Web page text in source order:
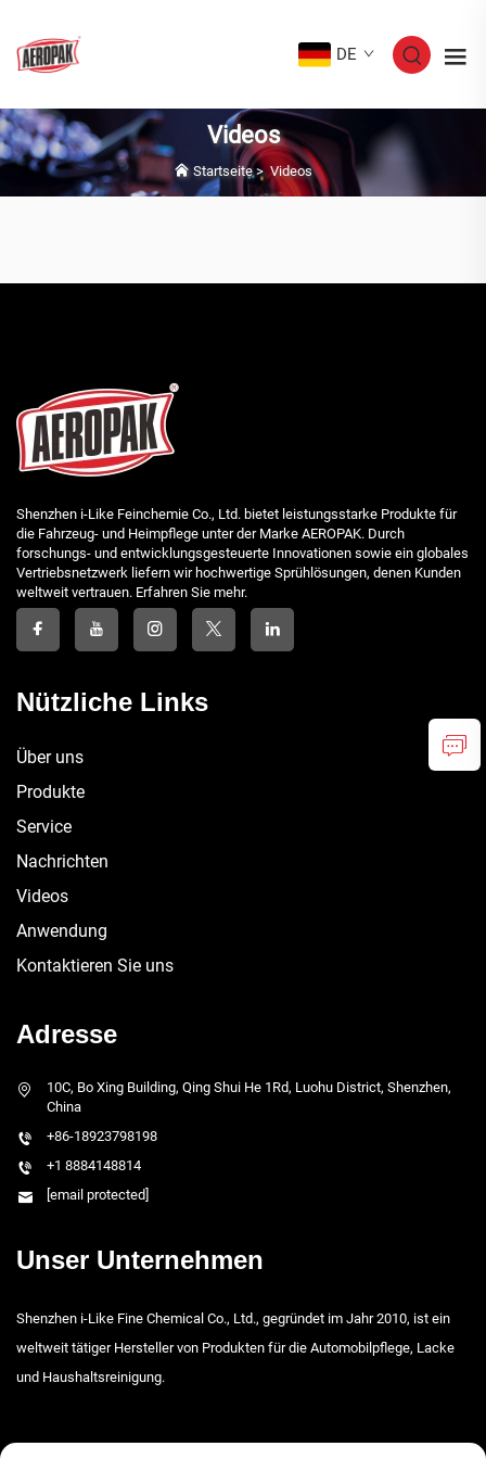
DE
Videos
Startseite>Videos
Shenzhen i-Like Feinchemie Co., Ltd. bietet leistungsstarke Produkte für
die Fahrzeug- und Heimpflege unter der Marke AEROPAK. Durch
forschungs- und entwicklungsgesteuerte Innovationen sowie ein globales
Vertriebsnetzwerk liefern wir hochwertige Sprühlösungen, denen Kunden
weltweit vertrauen. Erfahren Sie mehr.
Nützliche Links
Über uns
Produkte
Service
Nachrichten
Videos
Anwendung
Kontaktieren Sie uns
Adresse
10C, Bo Xing Building, Qing Shui He 1Rd, Luohu District, Shenzhen,
China
+86-18923798198
+1 8884148814
[email protected]
Unser Unternehmen
Shenzhen i-Like Fine Chemical Co., Ltd., gegründet im Jahr 2010, ist ein
weltweit tätiger Hersteller von Produkten für die Automobilpflege, Lacke
und Haushaltsreinigung.